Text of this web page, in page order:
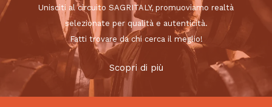
Unisciti al circuito SAGRITALY, promuoviamo realtà
selezionate per qualità e autenticità.
Fatti trovare da chi cerca il meglio!
Scopri di più